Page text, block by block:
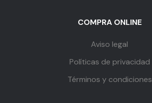
COMPRA ONLINE
Aviso legal
Políticas de privacidad
Términos y condiciones